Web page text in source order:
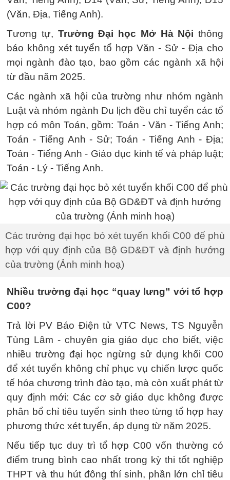
(Văn, Địa, Tiếng Anh).
Tương tự, Trường Đại học Mở Hà Nội thông
báo không xét tuyển tổ hợp Văn - Sử - Địa cho
mọi ngành đào tạo, bao gồm các ngành xã hội
từ đầu năm 2025.
Các ngành xã hội của trường như nhóm ngành
Luật và nhóm ngành Du lịch đều chỉ tuyển các tổ
hợp có môn Toán, gồm: Toán - Văn - Tiếng Anh;
Toán - Tiếng Anh - Sử; Toán - Tiếng Anh - Địa;
Toán - Tiếng Anh - Giáo dục kinh tế và pháp luật;
Toán - Lý - Tiếng Anh.
Các trường đại học bỏ xét tuyển khối C00 để phù
hợp với quy định của Bộ GD&ĐT và định hướng
của trường (Ảnh minh hoạ)
Nhiều trường đại học “quay lưng” với tổ hợp
C00?
Trả lời PV Báo Điện tử VTC News, TS Nguyễn
Tùng Lâm - chuyên gia giáo dục cho biết, việc
nhiều trường đại học ngừng sử dụng khối C00
để xét tuyển không chỉ phục vụ chiến lược quốc
tế hóa chương trình đào tạo, mà còn xuất phát từ
quy định mới: Các cơ sở giáo dục không được
phân bổ chỉ tiêu tuyển sinh theo từng tổ hợp hay
phương thức xét tuyển, áp dụng từ năm 2025.
Nếu tiếp tục duy trì tổ hợp C00 vốn thường có
điểm trung bình cao nhất trong kỳ thi tốt nghiệp
THPT và thu hút đông thí sinh, phần lớn chỉ tiêu